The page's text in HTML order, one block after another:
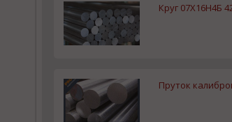
Круг 07Х16Н4Б
Пруток